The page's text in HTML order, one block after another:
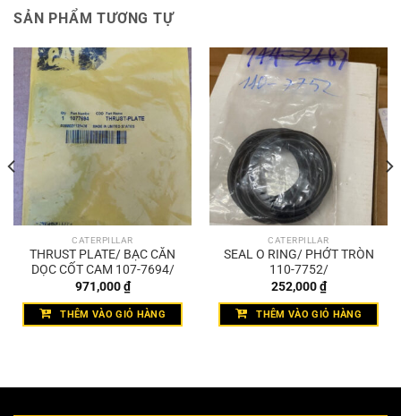
SẢN PHẨM TƯƠNG TỰ
CATERPILLAR
THRUST PLATE/ BẠC CĂN
DỌC CỐT CAM 107-7694/
971,000₫
THÊM VÀO GIỎ HÀNG
CATERPILLAR
SEAL O RING/ PHỚT TRÒN
110-7752/
252,000₫
THÊM VÀO GIỎ HÀNG